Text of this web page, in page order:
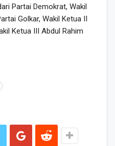
Partai Demokrat, Wakil
Golkar, Wakil Ketua II
Ketua III Abdul Rahim